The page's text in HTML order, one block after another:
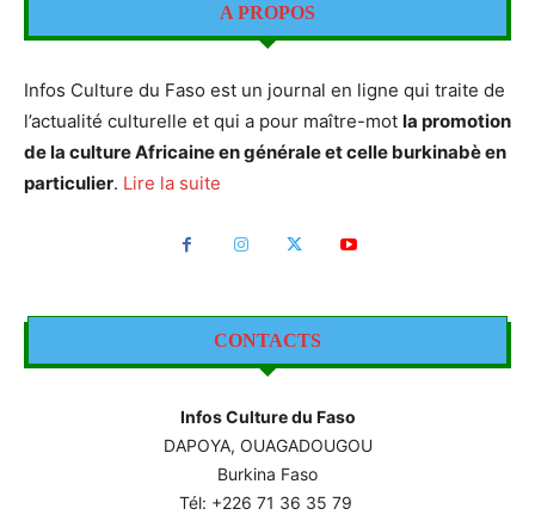
A PROPOS
Infos Culture du Faso est un journal en ligne qui traite de
l’actualité culturelle et qui a pour maître-mot la promotion
de la culture Africaine en générale et celle burkinabè en
particulier. Lire la suite
CONTACTS
Infos Culture du Faso
DAPOYA, OUAGADOUGOU
Burkina Faso
Tél: +226 71 36 35 79